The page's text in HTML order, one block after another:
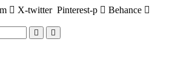
X-twitter Pinterest-p
Behance